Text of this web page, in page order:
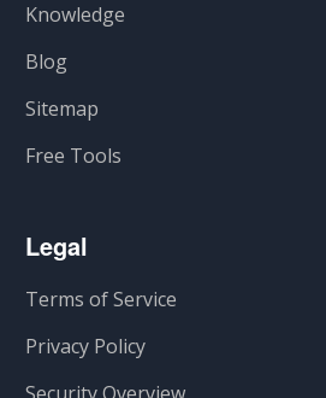
Knowledge
Blog
Sitemap
Free Tools
Legal
Terms of Service
Privacy Policy